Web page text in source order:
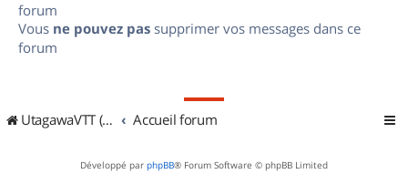
forum
Vous ne pouvez pas supprimer vos messages dans ce
forum
UtagawaVTT (Randos VTT et VTTAE avec traces GPS) Accueil forum
Développé par phpBB® Forum Software © phpBB Limited